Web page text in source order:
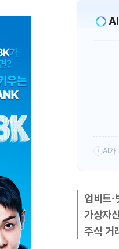
! AI가
업비트
가상자
주식 거